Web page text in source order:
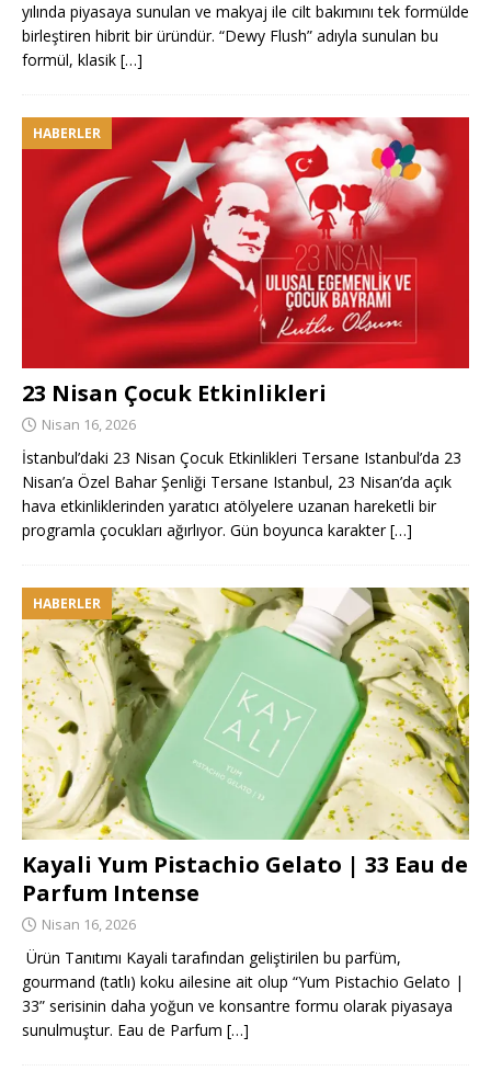
yılında piyasaya sunulan ve makyaj ile cilt bakımını tek formülde
birleştiren hibrit bir üründür. “Dewy Flush” adıyla sunulan bu
formül, klasik […]
HABERLER
23 Nisan Çocuk Etkinlikleri
Nisan 16, 2026
İstanbul’daki 23 Nisan Çocuk Etkinlikleri Tersane Istanbul’da 23
Nisan’a Özel Bahar Şenliği Tersane Istanbul, 23 Nisan’da açık
hava etkinliklerinden yaratıcı atölyelere uzanan hareketli bir
programla çocukları ağırlıyor. Gün boyunca karakter[…]
HABERLER
Kayali Yum Pistachio Gelato | 33 Eau de
Parfum Intense
Nisan 16, 2026
Ürün Tanıtımı Kayali tarafından geliştirilen bu parfüm,
gourmand (tatlı) koku ailesine ait olup “Yum Pistachio Gelato |
33” serisinin daha yoğun ve konsantre formu olarak piyasaya
sunulmuştur. Eau de Parfum […]